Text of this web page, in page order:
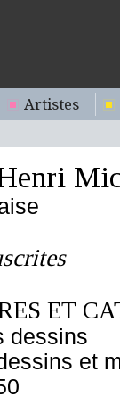
Artistes
ET
dessins
et